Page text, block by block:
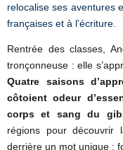
relocalise ses aventures
françaises et à l'écriture.
Rentrée des classes,
tronçonneuse : elle
Quatre saisons
côtoient odeur
corps et sang du
régions pour découvrir
derrière un mot unique :